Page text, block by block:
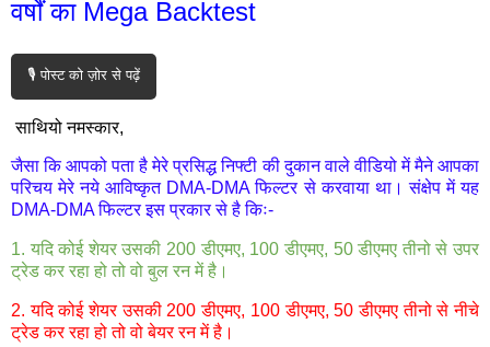
वर्षों का Mega Backtest
🎙️ पोस्ट को ज़ोर से पढ़ें
साथियो नमस्कार,
जैसा कि आपको पता है मेरे प्रसिद्ध निफ्टी की दुकान वाले वीडियो में मैने आपका
परिचय मेरे नये आविष्कृत DMA-DMA फिल्टर से करवाया था। संक्षेप में यह
DMA-DMA फिल्टर इस प्रकार से है किः-
1. यदि कोई शेयर उसकी 200 डीएमए, 100 डीएमए, 50 डीएमए तीनो से उपर
ट्रेड कर रहा हो तो वो बुल रन में है।
2. यदि कोई शेयर उसकी 200 डीएमए, 100 डीएमए, 50 डीएमए तीनो से नीचे
ट्रेड कर रहा हो तो वो बेयर रन में है।